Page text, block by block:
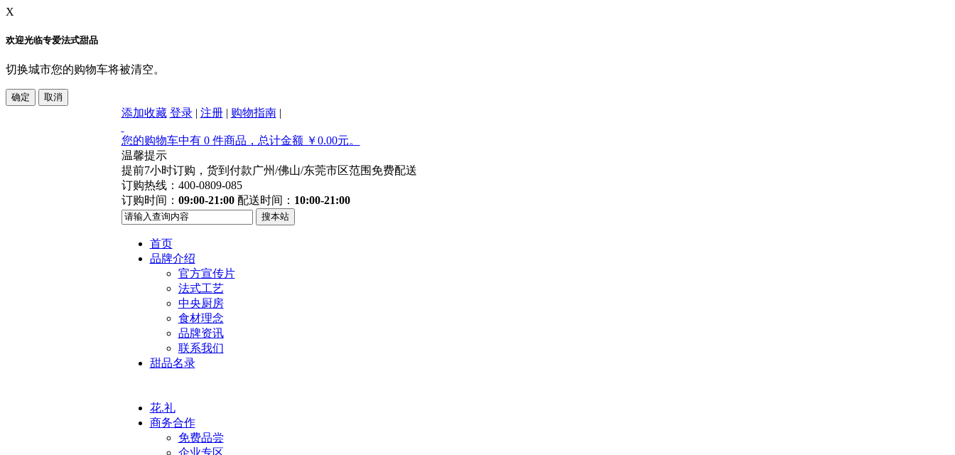
X
欢迎光临专爱法式甜品
切换城市您的购物车将被清空。
添加收藏 登录| 注册| 购物指南|
您的购物车中有 0 件商品，总计金额 ￥0.00元。
温馨提示
提前7小时订购，货到付款广州/佛山/东莞市区范围免费配送
订购热线：400-0809-085
订购时间： 09:00-21:00配送时间： 10:00-21:00
首页
品牌介绍
官方宣传片
法式工艺
中央厨房
食材理念
品牌资讯
联系我们
甜品名录
花.礼
商务合作
免费品尝